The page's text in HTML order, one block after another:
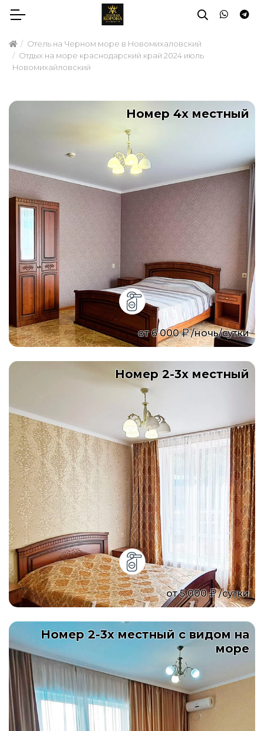
Отель на Черном море в Новомихаловский
Отдых на море краснодарский край 2024 июль
Новомихайловский
Номер 4х местный
от 6 000 /ночь/сутки
Номер 2-3х местный
от 5 000 /сутки
Номер 2-3х местный с видом на
море